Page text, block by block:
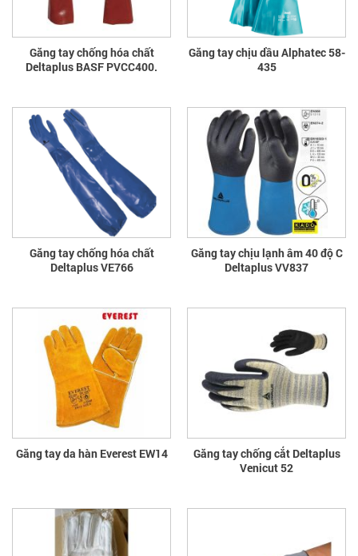
Găng tay chống hóa chất
Deltaplus BASF PVCC400.
Găng tay chịu dầu Alphatec 58-
435
Găng tay chống hóa chất
Deltaplus VE766
Găng tay chịu lạnh âm 40 độ C
Deltaplus VV837
Găng tay da hàn Everest EW14
Găng tay chống cắt Deltaplus
Venicut 52